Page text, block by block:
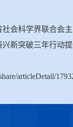
会科学界联合会
新突破三年行动
articleDetail/